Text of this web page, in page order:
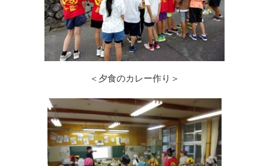
＜夕食のカレー作り＞